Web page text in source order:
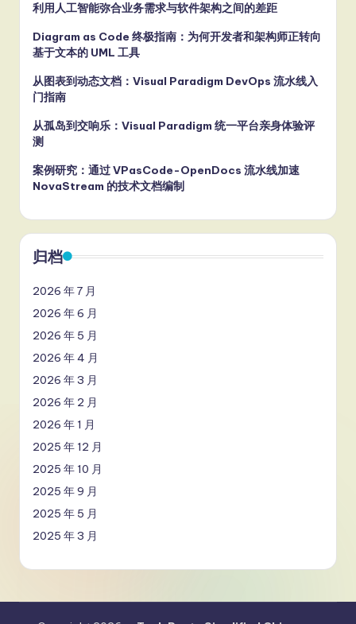
利用人工智能弥合业务需求与软件架构之间的差距
Diagram as Code 终极指南：为何开发者和架构师正转向
基于文本的 UML 工具
从图表到动态文档：Visual Paradigm DevOps 流水线入
门指南
从孤岛到交响乐：Visual Paradigm 统一平台亲身体验评
测
案例研究：通过 VPasCode-OpenDocs 流水线加速
NovaStream 的技术文档编制
归档
2026 年 7 月
2026 年 6 月
2026 年 5 月
2026 年 4 月
2026 年 3 月
2026 年 2 月
2026 年 1 月
2025 年 12 月
2025 年 10 月
2025 年 9 月
2025 年 5 月
2025 年 3 月